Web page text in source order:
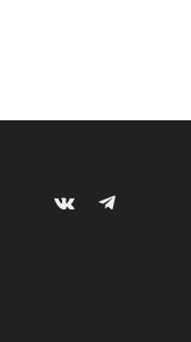
VKontakteTelegram